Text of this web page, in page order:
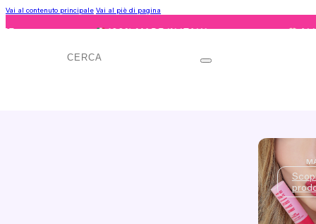
Vai al contenuto principale Vai al piè di pagina
100% MADE IN ITALY ALL SKIN
Cerca